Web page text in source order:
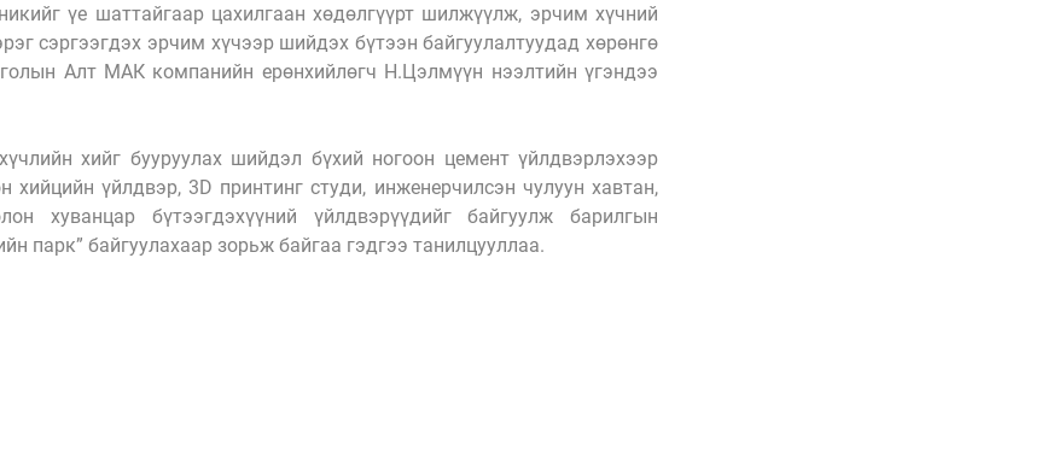
үе шаттайгаар цахилгаан хөдөлгүүрт шилжүүлж, эрчим хүчний
сэргээгдэх эрчим хүчээр шийдэх бүтээн байгуулалтуудад хөрөнгө
Алт МАК компанийн ерөнхийлөгч Н.Цэлмүүн нээлтийн үгэндээ
хийг бууруулах шийдэл бүхий ногоон цемент үйлдвэрлэхээр
хийцийн үйлдвэр, 3D принтинг студи, инженерчилсэн чулуун хавтан,
хуванцар бүтээгдэхүүний үйлдвэрүүдийг байгуулж барилгын
парк” байгуулахаар зорьж байгаа гэдгээ танилцууллаа.